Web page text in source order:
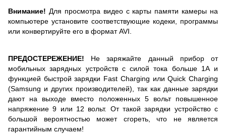
Внимание! Для просмотра видео с карты памяти камеры на
компьютере установите соответствующие кодеки, программы
или конвертируйте его в формат AVI.
ПРЕДОСТЕРЕЖЕНИЕ! Не заряжайте данный прибор от
мобильных зарядных устройств с силой тока больше 1А и
функцией быстрой зарядки Fast Charging или Quick Charging
(Samsung и других производителей), так как данные зарядки
дают на выходе вместо положенных 5 вольт повышенное
напряжение 9 или 12 вольт. От такой зарядки устройство с
большой вероятностью может сгореть, что не является
гарантийным случаем!